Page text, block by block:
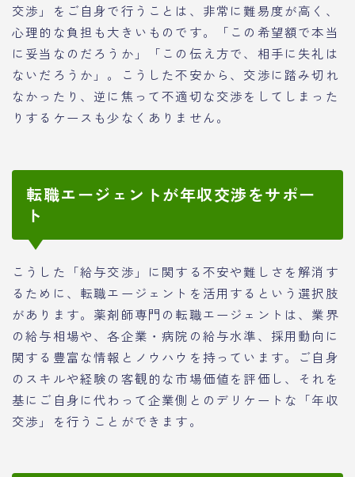
交渉」をご自身で行うことは、非常に難易度が高く、
心理的な負担も大きいものです。「この希望額で本当
に妥当なのだろうか」「この伝え方で、相手に失礼は
ないだろうか」。こうした不安から、交渉に踏み切れ
なかったり、逆に焦って不適切な交渉をしてしまった
りするケースも少なくありません。
転職エージェントが年収交渉をサポー
ト
こうした「給与交渉」に関する不安や難しさを解消す
るために、転職エージェントを活用するという選択肢
があります。薬剤師専門の転職エージェントは、業界
の給与相場や、各企業・病院の給与水準、採用動向に
関する豊富な情報とノウハウを持っています。ご自身
のスキルや経験の客観的な市場価値を評価し、それを
基にご自身に代わって企業側とのデリケートな「年収
交渉」を行うことができます。